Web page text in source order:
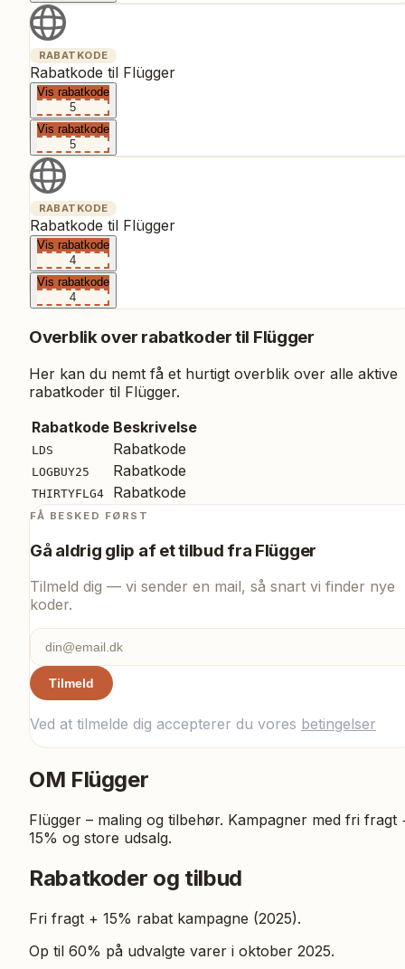
RABATKODE
Rabatkode til Flügger
Vis rabatkode
5
Vis rabatkode
5
RABATKODE
Rabatkode til Flügger
Vis rabatkode
4
Vis rabatkode
4
Overblik over rabatkoder til Flügger
Her kan du nemt få et hurtigt overblik over alle aktive
rabatkoder til Flügger.
Rabatkode Beskrivelse
LDS Rabatkode
LOGBUY25 Rabatkode
THIRTYFLG4 Rabatkode
FÅ BESKED FØRST
Gå aldrig glip af et tilbud fra Flügger
Tilmeld dig — vi sender en mail, så snart vi finder nye
koder.
Tilmeld
Ved at tilmelde dig accepterer du vores betingelser
OM Flügger
Flügger – maling og tilbehør. Kampagner med fri fragt
15% og store udsalg.
Rabatkoder og tilbud
Fri fragt + 15% rabat kampagne (2025).
Op til 60% på udvalgte varer i oktober 2025.